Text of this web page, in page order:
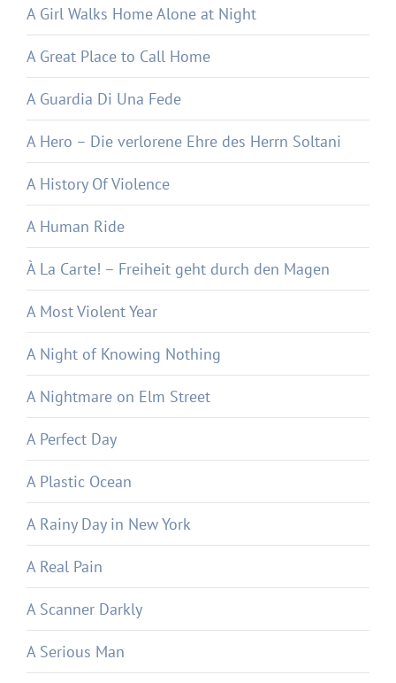
A Girl Walks Home Alone at Night
A Great Place to Call Home
A Guardia Di Una Fede
A Hero – Die verlorene Ehre des Herrn Soltani
A History Of Violence
A Human Ride
À La Carte! – Freiheit geht durch den Magen
A Most Violent Year
A Night of Knowing Nothing
A Nightmare on Elm Street
A Perfect Day
A Plastic Ocean
A Rainy Day in New York
A Real Pain
A Scanner Darkly
A Serious Man